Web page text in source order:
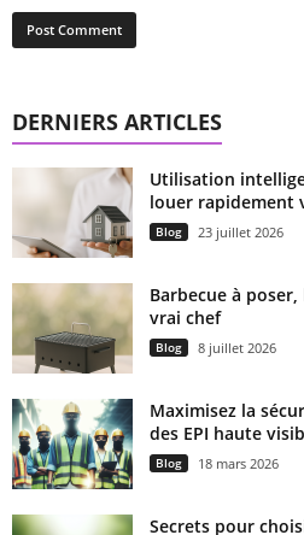
DERNIERS ARTICLES
Utilisation
louer rapidement
Blog 23 juillet 2026
Barbecue à
vrai chef
Blog 8 juillet 2026
Maximisez la
des EPI haute
Blog 18 mars 2026
Secrets pour